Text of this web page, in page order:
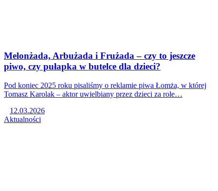
Melonżada, Arbużada i Frużada – czy to jeszcze
piwo, czy pułapka w butelce dla dzieci?
Pod koniec 2025 roku pisaliśmy o reklamie piwa Łomża, w której
Tomasz Karolak – aktor uwielbiany przez dzieci za role…
12.03.2026
Aktualności